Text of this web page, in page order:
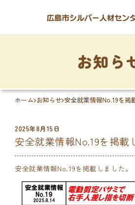
お知ら
ホーム お知らせ 安全就業情報No.19を掲
2025年8月15日
安全就業情報No.19を掲載
安全就業情報No.19を掲載しました。